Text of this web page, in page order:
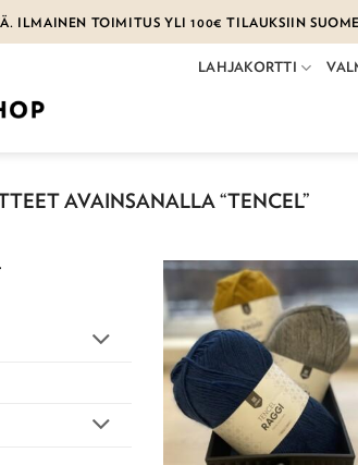
ILMAINEN TOIMITUS YLI 100€ TILAUKSIIN
LAHJAKORTTI
AVAINSANALLA “TENCEL”